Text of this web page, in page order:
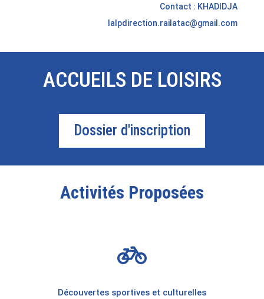
Contact : KHADIDJA
lalpdirection.railatac@gmail.com
ACCUEILS DE LOISIRS
Dossier d'inscription
Activités Proposées

Découvertes sportives et culturelles